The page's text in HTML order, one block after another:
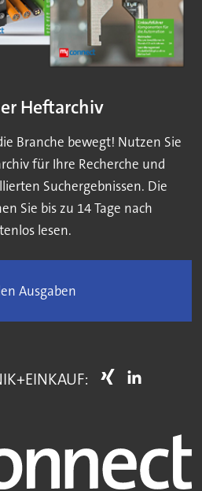
Heftarchiv
Branche bewegt! Nutzen Sie
für Ihre Recherche und
Suchergebnissen. Die
Sie bis zu 14 Tage nach
lesen.
Ausgaben